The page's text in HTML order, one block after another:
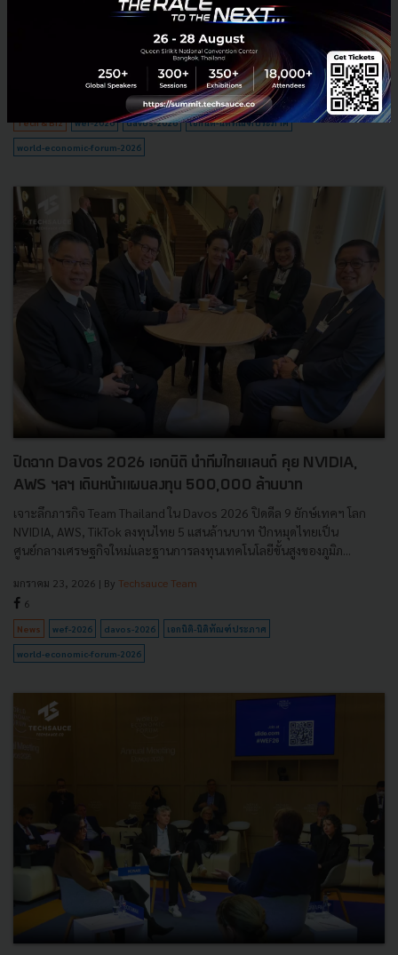
เจาะลึกวิสัยทัศน์ ดร.เอกนิติ นิติทัณฑ์ประภาศ จากเวที Davos 2026 ทำไม
อาเซียนถึงเข้าสู่ยุคทอง? เมื่อความเป็นกลางคือแต้มต่อ และความร่วมมือใน
ภูมิภาคคือคันเร่งสู่ความมั่งคั่งใหม่...
| ByTechsauce Team
Tech & Biz wef-2026 davos-2026 เอกนิติ-นิติทัณฑ์ประภาศ
world-economic-forum-2026
ปิดฉาก Davos 2026 เอกนิติ นำทีมไทยแลนด์ คุย NVIDIA,
AWS ฯลฯ เดินหน้าแผนลงทุน 500,000 ล้านบาท
เจาะลึกภารกิจ Team Thailand ใน Davos 2026 ปิดดีล 9 ยักษ์เทคฯ โลก
NVIDIA, AWS, TikTok ลงทุนไทย 5 แสนล้านบาท ปักหมุดไทยเป็น
ศูนย์กลางเศรษฐกิจใหม่และฐานการลงทุนเทคโนโลยีขั้นสูงของภูมิภ...
มกราคม 23, 2026 | By Techsauce Team
6
News wef-2026 davos-2026 เอกนิติ-นิติทัณฑ์ประภาศ
world-economic-forum-2026